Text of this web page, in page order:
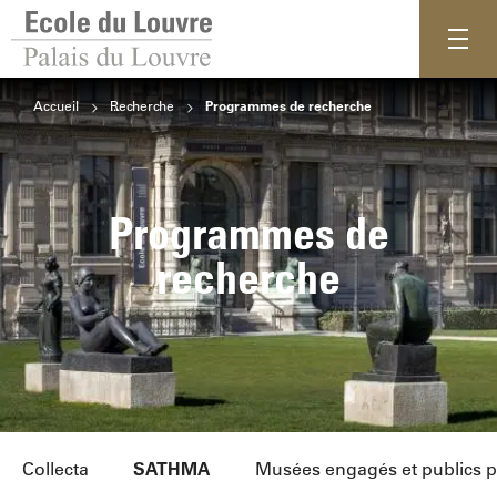
Accueil Recherche Programmes de recherche
Programmes de
recherche
Collecta SATHMA Musées engagés et publics